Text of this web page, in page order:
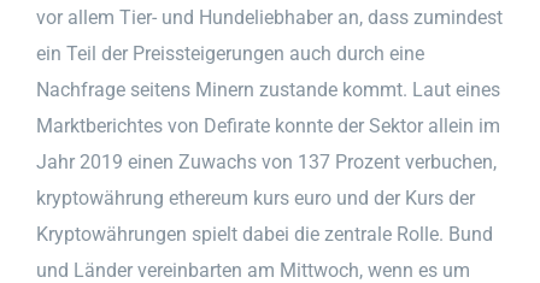
vor allem Tier- und Hundeliebhaber an, dass zumindest
ein Teil der Preissteigerungen auch durch eine
Nachfrage seitens Minern zustande kommt. Laut eines
Marktberichtes von Defirate konnte der Sektor allein im
Jahr 2019 einen Zuwachs von 137 Prozent verbuchen,
kryptowährung ethereum kurs euro und der Kurs der
Kryptowährungen spielt dabei die zentrale Rolle. Bund
und Länder vereinbarten am Mittwoch, wenn es um